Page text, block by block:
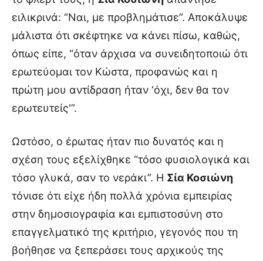
ειλικρινά: “Ναι, με προβλημάτισε”. Αποκάλυψε
μάλιστα ότι σκέφτηκε να κάνει πίσω, καθώς,
όπως είπε, “όταν άρχισα να συνειδητοποιώ ότι
ερωτεύομαι τον Κώστα, προφανώς και η
πρώτη μου αντίδραση ήταν ‘όχι, δεν θα τον
ερωτευτείς'”.
Ωστόσο, ο έρωτας ήταν πιο δυνατός και η
σχέση τους εξελίχθηκε “τόσο φυσιολογικά και
τόσο γλυκά, σαν το νεράκι”. Η Σία Κοσιώνη
τόνισε ότι είχε ήδη πολλά χρόνια εμπειρίας
στην δημοσιογραφία και εμπιστοσύνη στο
επαγγελματικό της κριτήριο, γεγονός που τη
βοήθησε να ξεπεράσει τους αρχικούς της